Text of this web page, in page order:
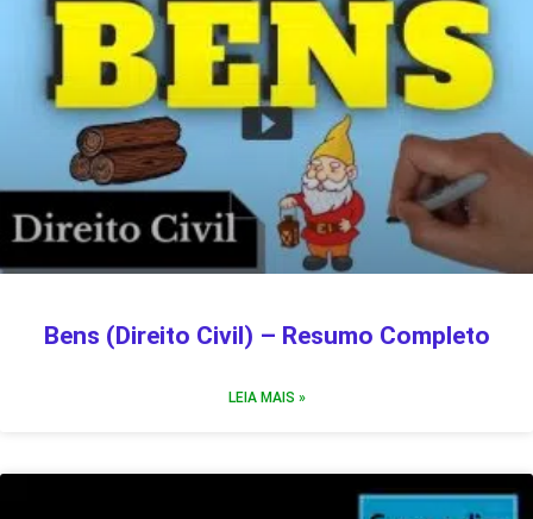
Bens (Direito Civil) – Resumo Completo
LEIA MAIS »